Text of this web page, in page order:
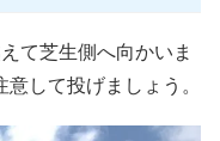
て芝生側へ向かいま
して投げましょう。